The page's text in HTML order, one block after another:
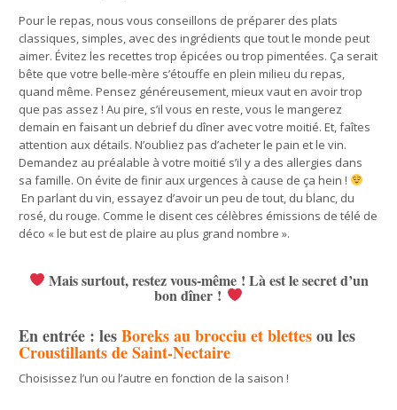
Pour le repas, nous vous conseillons de préparer des plats
classiques, simples, avec des ingrédients que tout le monde peut
aimer. Évitez les recettes trop épicées ou trop pimentées. Ça serait
bête que votre belle-mère s’étouffe en plein milieu du repas,
quand même. Pensez généreusement, mieux vaut en avoir trop
que pas assez ! Au pire, s’il vous en reste, vous le mangerez
demain en faisant un debrief du dîner avec votre moitié. Et, faîtes
attention aux détails. N’oubliez pas d’acheter le pain et le vin.
Demandez au préalable à votre moitié s’il y a des allergies dans
sa famille. On évite de finir aux urgences à cause de ça hein !
En parlant du vin, essayez d’avoir un peu de tout, du blanc, du
rosé, du rouge. Comme le disent ces célèbres émissions de télé de
déco « le but est de plaire au plus grand nombre ».
Mais surtout, restez vous-même ! Là est le secret d’un
bon dîner !
En entrée : lesBoreks au brocciu et blettesou les
Croustillants de Saint-Nectaire
Choisissez l’un ou l’autre en fonction de la saison !